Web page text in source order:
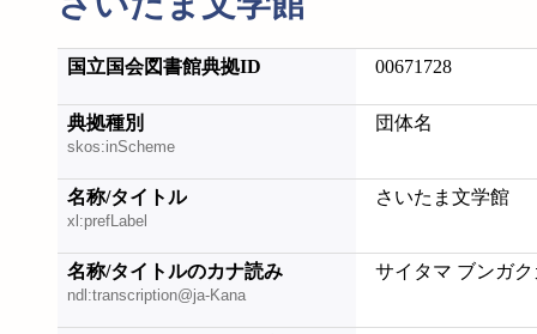
国立国会図書館典拠ID 00671728
典拠種別
skos:inScheme
団体名
名称/タイトル
xl:prefLabel
さいたま文学館
名称/タイトルのカナ読み
ndl:transcription@ja-Kana
サイタマ ブンガ